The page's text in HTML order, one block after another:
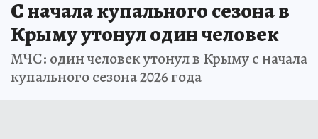
С начала купального сезона в
Крыму утонул один человек
МЧС: один человек утонул в Крыму с начала
купального сезона 2026 года